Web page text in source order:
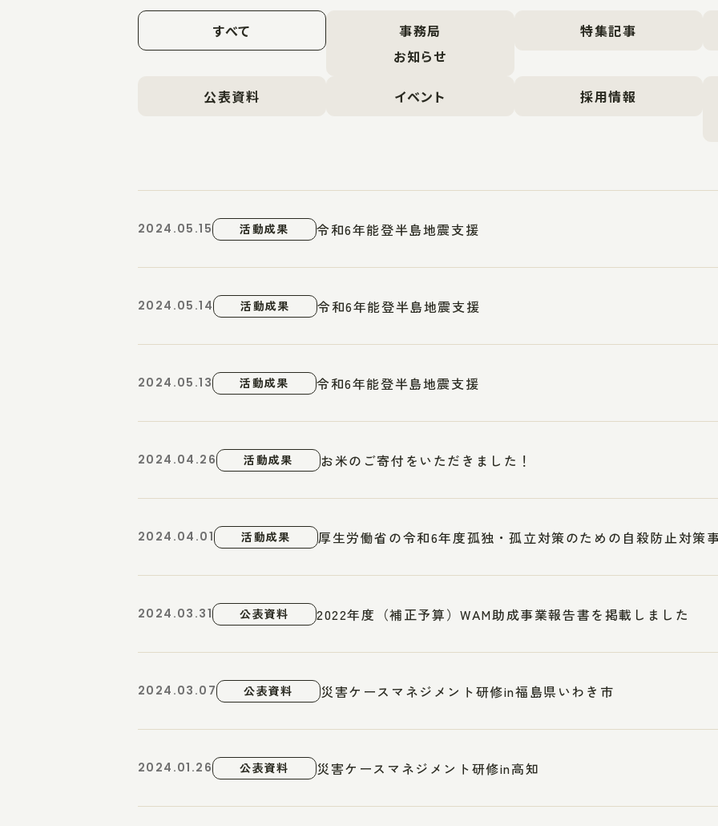
すべて
事務局
お知らせ
特集記事
公表資料 イベント 採用情報
2024.05.15 活動成果 令和6年能登半島地震支援
2024.05.14 活動成果 令和6年能登半島地震支援
2024.05.13 活動成果 令和6年能登半島地震支援
2024.04.26 活動成果 お米のご寄付をいただきました！
2024.04.01 活動成果 厚生労働省の令和6年度孤独・孤立対策のための自殺防止対策
2024.03.31 公表資料 2022年度（補正予算）WAM助成事業報告書を掲載しました
2024.03.07 公表資料 災害ケースマネジメント研修in福島県いわき市
2024.01.26 公表資料 災害ケースマネジメント研修in高知